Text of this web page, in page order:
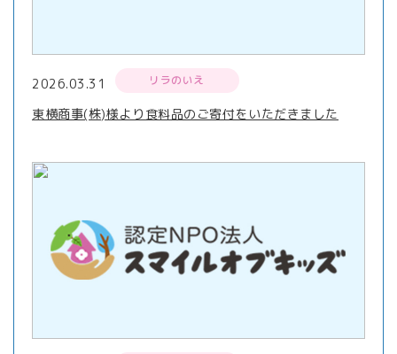
2026.03.31 リラのいえ
東横商事(株)様より食料品のご寄付をいただきました